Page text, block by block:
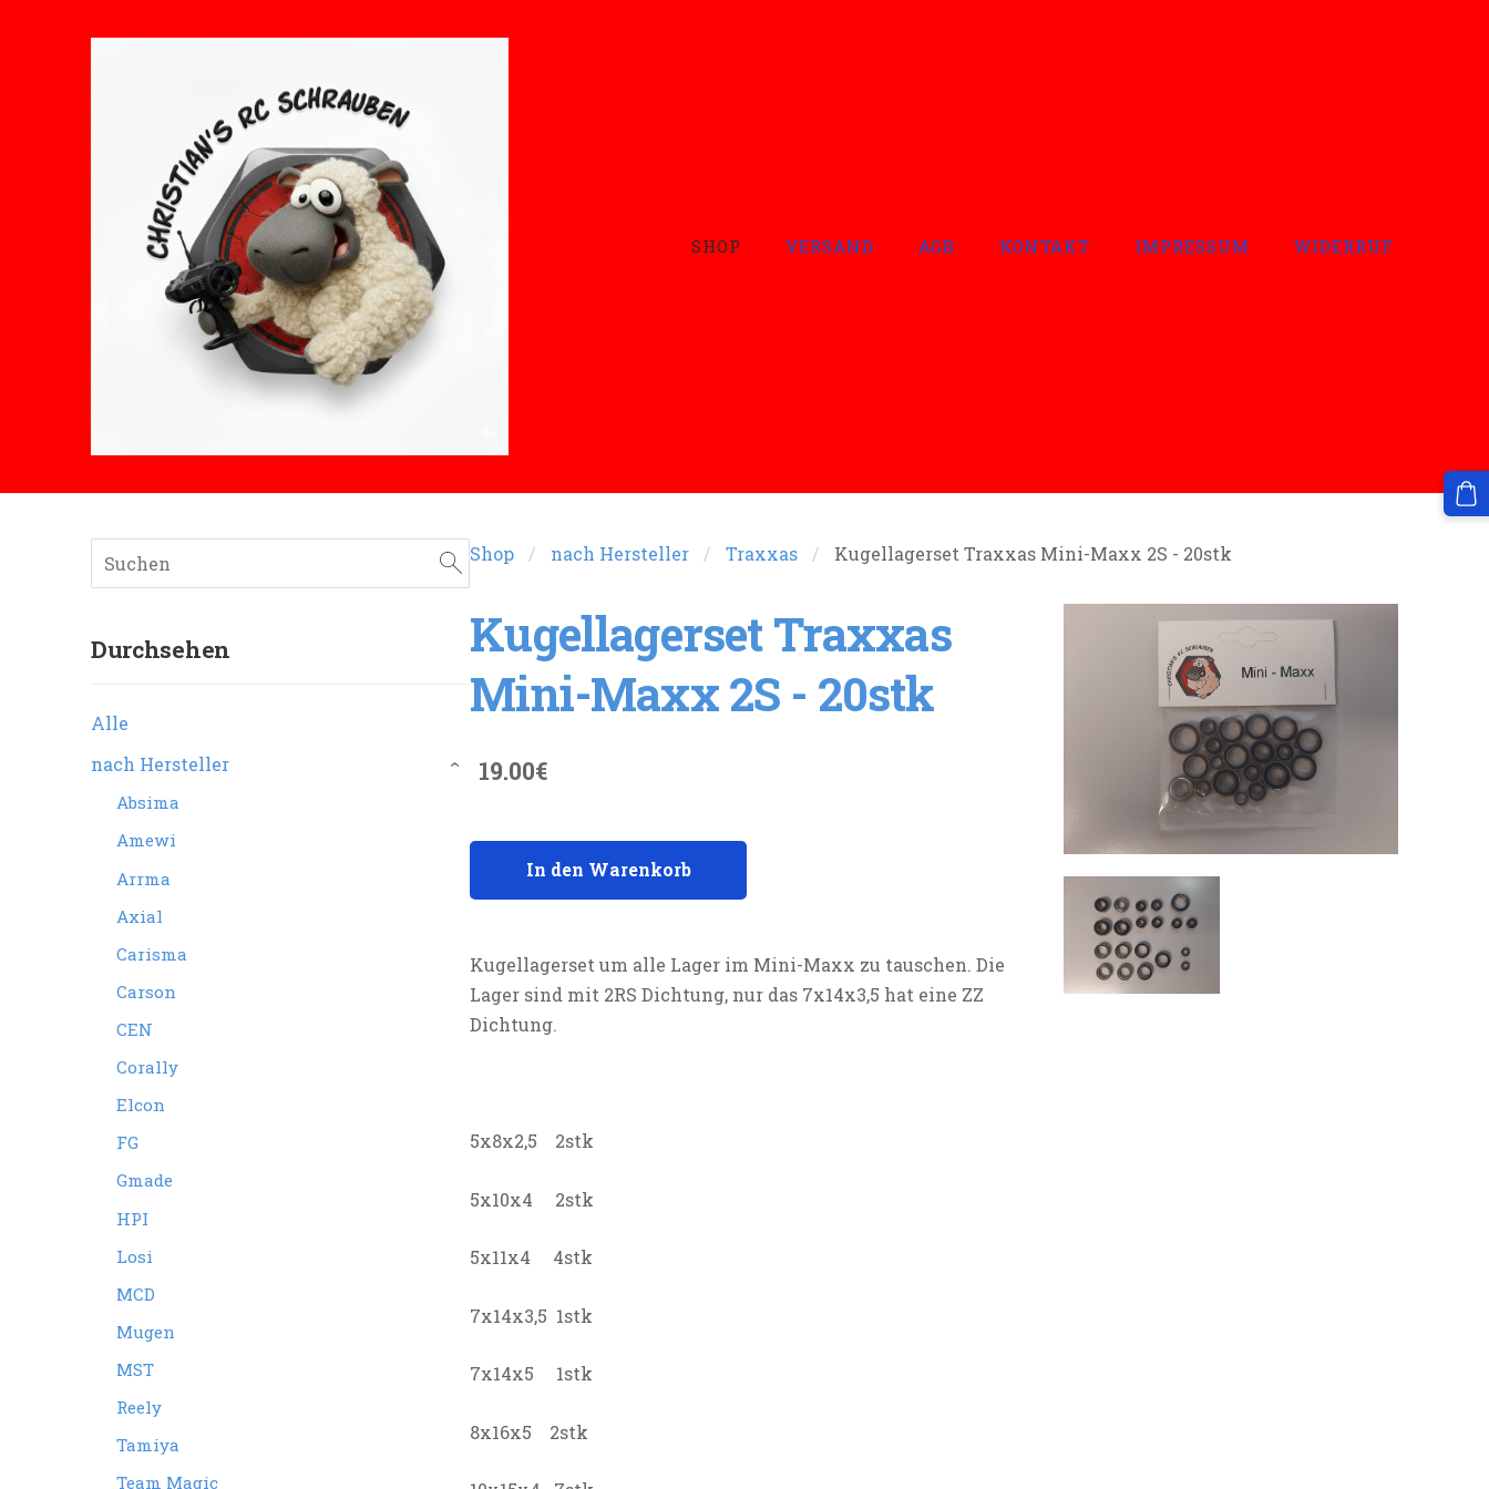
SHOP VERSAND AGB KONTAKT IMPRESSUM WIDERRUF
Durchsehen
Alle
nach Hersteller
Absima
Amewi
Arrma
Axial
Carisma
Carson
CEN
Corally
Elcon
FG
Gmade
HPI
Losi
MCD
Mugen
MST
Reely
Tamiya
Team Magic
›
Shop nach Hersteller Traxxas Kugellagerset Traxxas Mini-Maxx 2S - 20stk
Kugellagerset Traxxas
Mini-Maxx 2S - 20stk
19.00€
In den Warenkorb
Kugellagerset um alle Lager im Mini-Maxx zu tauschen. Die
Lager sind mit 2RS Dichtung, nur das 7x14x3,5 hat eine ZZ
Dichtung.
5x8x2,5 2stk
5x10x4 2stk
5x11x4 4stk
7x14x3,5 1stk
7x14x5 1stk
8x16x5 2stk